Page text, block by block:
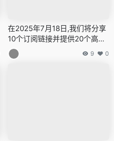
在2025年7月18日,我们将分享
10个订阅链接并提供20个高速
节点,全力打造免费的网络穿越
门户,v2ray,clash机场,科学上
9 0